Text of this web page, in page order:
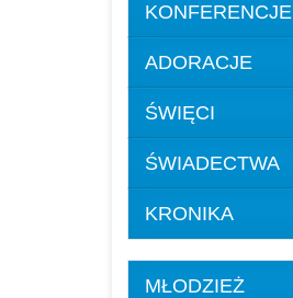
KONFERENCJE
ADORACJE
ŚWIĘCI
ŚWIADECTWA
KRONIKA
MŁODZIEŻ